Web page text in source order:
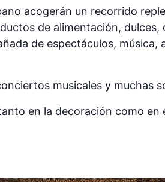
acogerán un recorrido
de alimentación,
de espectáculos, música,
musicales y muchas
en la decoración como